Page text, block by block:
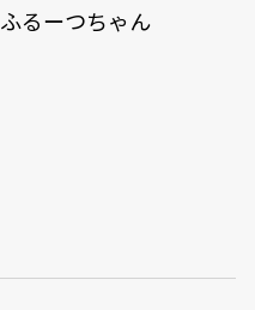
ふるーつちゃん